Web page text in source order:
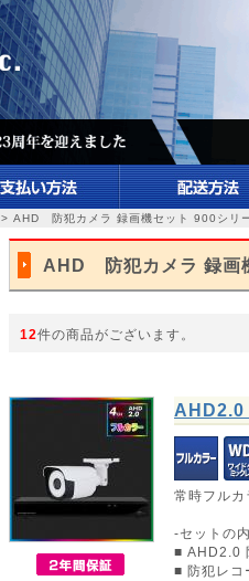
> AHD 防犯カメラ 録画機セット 900シリ
AHD 防犯カメラ 録画
12件の商品がございます。
AHD2.0
常時フル
-セットの
■ AHD2.0
■ 防犯レ